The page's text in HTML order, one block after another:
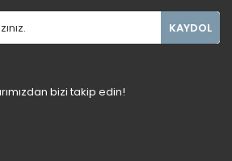
KAYDOL
bizi takip edin!